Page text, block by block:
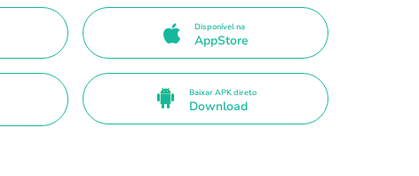
Disponível na
AppStore
Baixar APK direto
Download